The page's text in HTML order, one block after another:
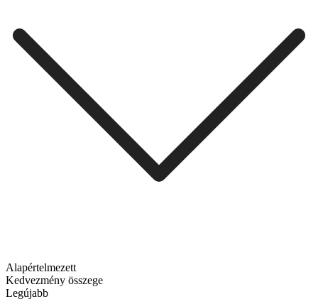
Alapértelmezett
Kedvezmény összege
Legújabb